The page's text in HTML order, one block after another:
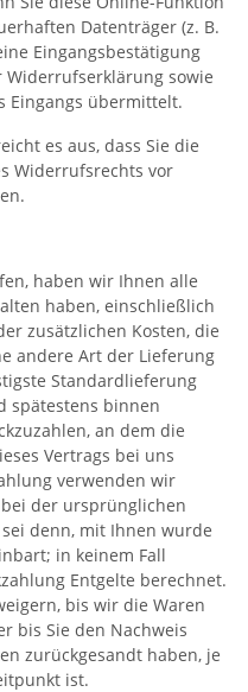
Datenträger (z. B.
Eingangsbestätigung
sowie
Eingangs übermittelt.
es aus, dass Sie die
Widerrufsrechts vor
haben wir Ihnen alle
haben, einschließlich
zusätzlichen Kosten, die
andere Art der Lieferung
Standardlieferung
spätestens binnen
an dem die
Vertrags bei uns
verwenden wir
der ursprünglichen
denn, mit Ihnen wurde
in keinem Fall
Entgelte berechnet.
bis wir die Waren
bis Sie den Nachweis
zurückgesandt haben, je
ist.